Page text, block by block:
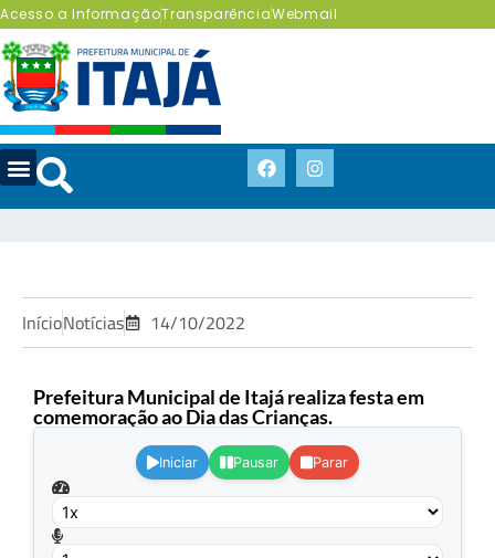
Acesso a InformaçãoTransparênciaWebmail
InícioNotícias 14/10/2022
Prefeitura Municipal de Itajá realiza festa em
comemoração ao Dia das Crianças.
Iniciar Pausar Parar